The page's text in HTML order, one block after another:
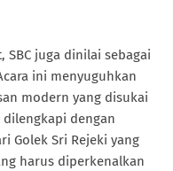
SBC juga dinilai sebagai
ini menyuguhkan
modern yang disukai
dengan
Golek Sri Rejeki yang
harus diperkenalkan